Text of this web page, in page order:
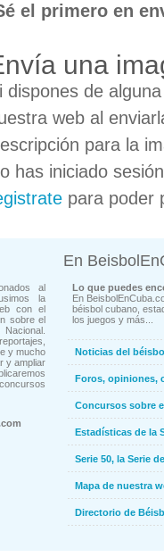
el primero en
una
dispones de
web al
para la
has iniciado
para poder
al
la
con el
sobre el
y mucho
y ampliar
En
Lo que puedes
En
béisbol cubano,
los juegos y más...
Noticias del
Foros, opiniones,
Concursos sobre
Estadísticas de la
Serie 50, la Serie
Mapa de nuestra
Directorio de